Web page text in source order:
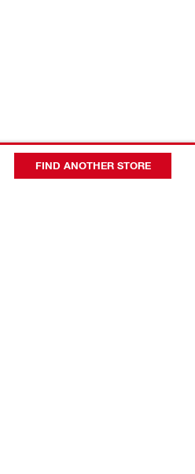
FIND ANOTHER STORE